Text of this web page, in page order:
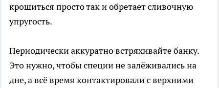
крошиться просто так и обретает сливочную
упругость.
Периодически аккуратно встряхивайте банку.
Это нужно, чтобы специи не залёживались на
дне, а всё время контактировали с верхними